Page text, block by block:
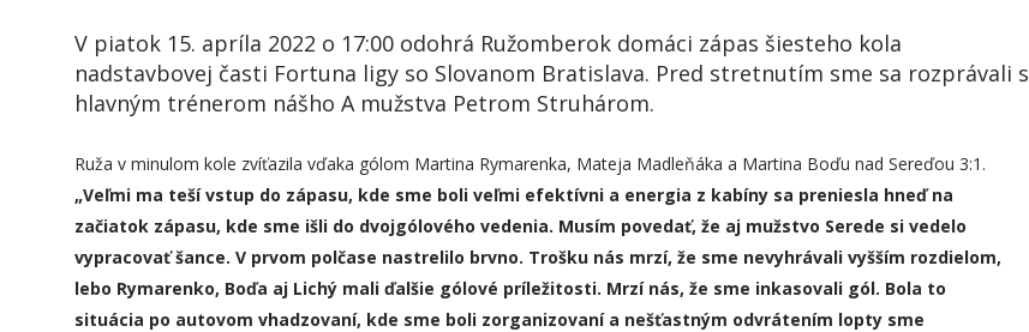
V piatok 15. apríla 2022 o 17:00 odohrá Ružomberok domáci zápas šiesteho kola
nadstavbovej časti Fortuna ligy so Slovanom Bratislava. Pred stretnutím sme sa rozprávali s
hlavným trénerom nášho A mužstva Petrom Struhárom.
Ruža v minulom kole zvíťazila vďaka gólom Martina Rymarenka, Mateja Madleňáka a Martina Boďu nad Sereďou 3:1.
„Veľmi ma teší vstup do zápasu, kde sme boli veľmi efektívni a energia z kabíny sa preniesla hneď na
začiatok zápasu, kde sme išli do dvojgólového vedenia. Musím povedať, že aj mužstvo Serede si vedelo
vypracovať šance. V prvom polčase nastrelilo brvno. Trošku nás mrzí, že sme nevyhrávali vyšším rozdielom,
lebo Rymarenko, Boďa aj Lichý mali ďalšie gólové príležitosti. Mrzí nás, že sme inkasovali gól. Bola to
situácia po autovom vhadzovaní, kde sme boli zorganizovaní a nešťastným odvrátením lopty sme